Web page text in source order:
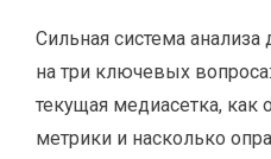
Сильная система
на три ключевых
текущая медиасетка, как
метрики и насколько